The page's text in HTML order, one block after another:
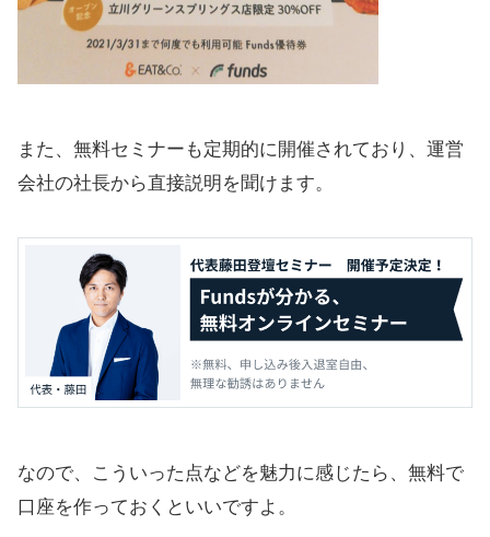
また、無料セミナーも定期的に開催されており、運営
会社の社長から直接説明を聞けます。
なので、こういった点などを魅力に感じたら、無料で
口座を作っておくといいですよ。